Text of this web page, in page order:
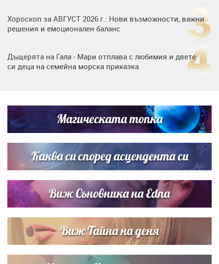
Хороскоп за АВГУСТ 2026 г.: Нови възможности, важни
решения и емоционален баланс
Дъщерята на Гала - Мари отплава с любимия и двете
си деца на семейна морска приказка
Димов издадоха своето любимо място
Дъщерята на Тодор Батков вдигна сватба, Стоичков и
Братя Аргирови я изненадаха с песен
Магическата топка
Каква си според асцендента си
Виж Съновника на Edna
Виж Тайна на деня